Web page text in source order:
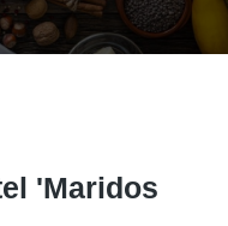
'Maridos